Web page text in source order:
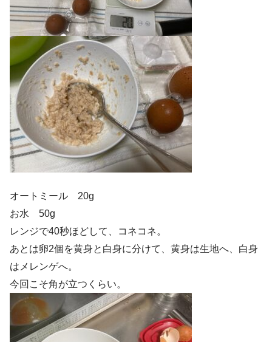
オートミール 20g
お水 50g
レンジで40秒ほどして、コネコネ。
あとは卵2個を黄身と白身に分けて、黄身は生地へ、白身
はメレンゲへ。
今回こそ角が立つくらい。